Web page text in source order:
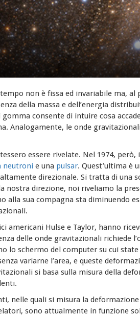
non è fissa ed invariabile ma, al
della massa e dell’energia
consente di intuire cosa
Analogamente, le onde
essere rivelate. Nel 1974,
neutroni e una pulsar. Quest’ultima è
direzionale. Si tratta di una
direzione, noi riveliamo la
alla sua compagna sta diminuendo
Hulse e Taylor, hanno
delle onde gravitazionali richiede
lo schermo del computer su cui
variarne l’area, e queste
si basa sulla misura della
nelle quali si misura la deformazione
sono attualmente in funzione